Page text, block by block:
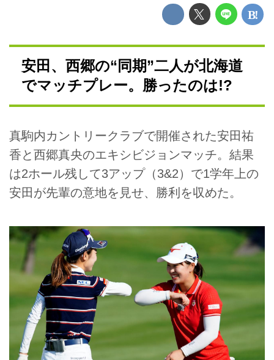
安田、西郷の“同期”二人が北海道
でマッチプレー。勝ったのは!?
真駒内カントリークラブで開催された安田祐
香と西郷真央のエキシビジョンマッチ。結果
は2ホール残して3アップ（3&2）で1学年上の
安田が先輩の意地を見せ、勝利を収めた。